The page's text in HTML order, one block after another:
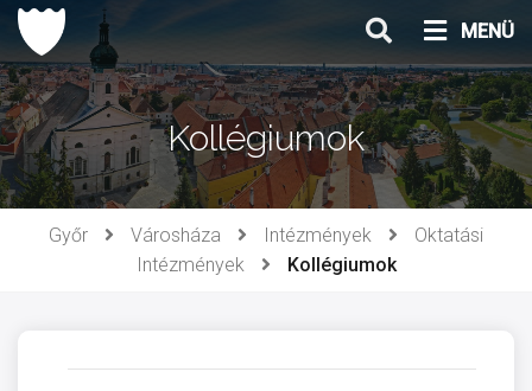
Ugrás
tartalomhoz
MENÜ
Kollégiumok
Győr Városháza Intézmények
Oktatási
Intézmények
Kollégiumok